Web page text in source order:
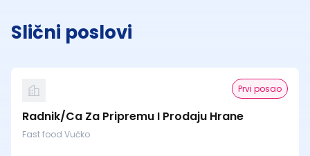
Slični poslovi
Prvi posao
Radnik/Ca Za Pripremu I Prodaju Hrane
Fast food Vučko